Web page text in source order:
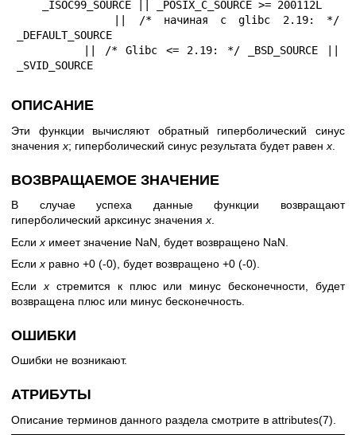
_DEFAULT_SOURCE
_SVID_SOURCE
ОПИСАНИЕ
Эти функции вычисляют обратный гиперболический синус
значения x; гиперболический синус результата будет равен x
ВОЗВРАЩАЕМОЕ ЗНАЧЕНИЕ
В случае успеха данные функции возвращают
гиперболический арксинус значенияx.
Если x имеет значение NaN, будет возвращено NaN.
Если x равно +0 (-0), будет возвращено +0 (-0).
Если xстремится к плюс или минус бесконечности, будет
возвращена плюс или минус бесконечность.
ОШИБКИ
Ошибки не возникают.
АТРИБУТЫ
Описание терминов данного раздела смотрите в attributes(7)